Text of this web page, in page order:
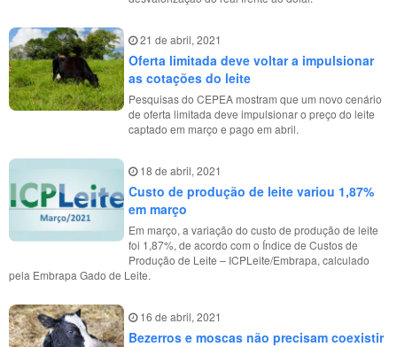
Inscreva-se
Contato
Política de Privacidade
21 de abril, 2021
Oferta limitada deve voltar a impulsionar
as cotações do leite
Pesquisas do CEPEA mostram que um novo cenário
de oferta limitada deve impulsionar o preço do leite
captado em março e pago em abril.
18 de abril, 2021
Custo de produção de leite variou 1,87%
em março
Em março, a variação do custo de produção de leite
foi 1,87%, de acordo com o Índice de Custos de
Produção de Leite – ICPLeite/Embrapa, calculado
pela Embrapa Gado de Leite.
16 de abril, 2021
Bezerros e moscas não precisam coexistir